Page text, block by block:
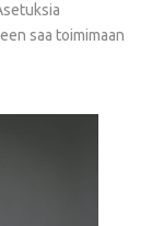
saa toimimaan